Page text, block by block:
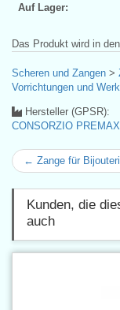
Auf Lager:
Das Produkt wird in
Scheren und Zangen >
Vorrichtungen und
Hersteller (GPSR):
CONSORZIO PREMAX
← Zange für
Kunden, die
auch